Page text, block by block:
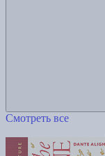
Смотреть все